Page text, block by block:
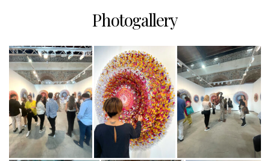
Photogallery